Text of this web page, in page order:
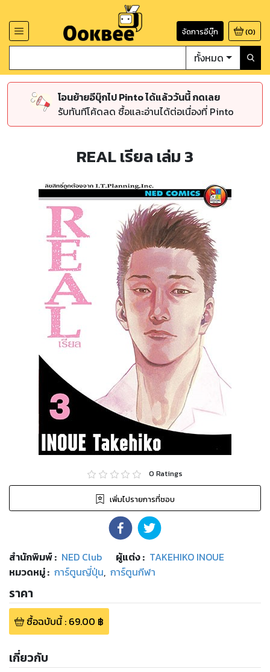
จัดการอีบุ๊ก (0)
ทั้งหมด
โอนย้ายอีบุ๊กไป Pinto ได้แล้ววันนี้ กดเลย
รับทันทีโค้ดลด ซื้อและอ่านได้ต่อเนื่องที่ Pinto
REAL เรียล เล่ม 3
0 Ratings
เพิ่มไปรายการที่ชอบ
สำนักพิมพ์: NED Club ผู้แต่ง : TAKEHIKO INOUE
หมวดหมู่: การ์ตูนญี่ปุ่น, การ์ตูนกีฬา
ราคา
ซื้อฉบับนี้: 69.00 ฿
เกี่ยวกับ